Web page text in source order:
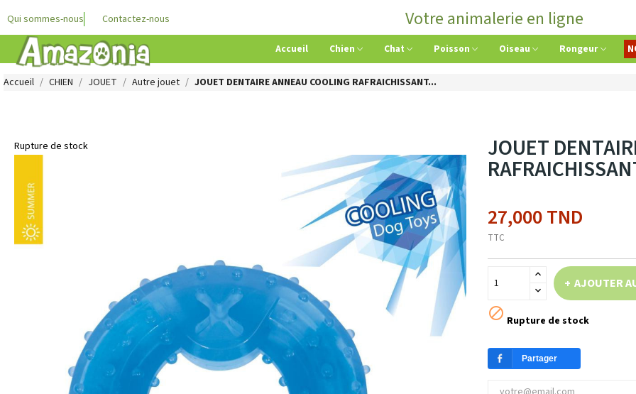
Qui sommes-nous Contactez-nous Votre animalerie en ligne
Accueil Chien Chat Poisson Oiseau Rongeur
Accueil CHIEN JOUET Autre jouet JOUET DENTAIRE ANNEAU COOLING RAFRAICHISSANT...
Rupture de stock JOUET
27,000 TND
TTC
AJOUTER
 Rupture de stock
Partager